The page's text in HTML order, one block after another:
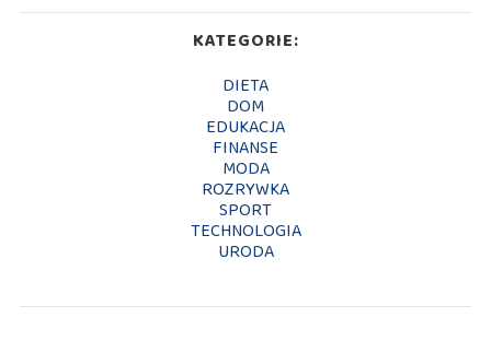
KATEGORIE:
DIETA
DOM
EDUKACJA
FINANSE
MODA
ROZRYWKA
SPORT
TECHNOLOGIA
URODA